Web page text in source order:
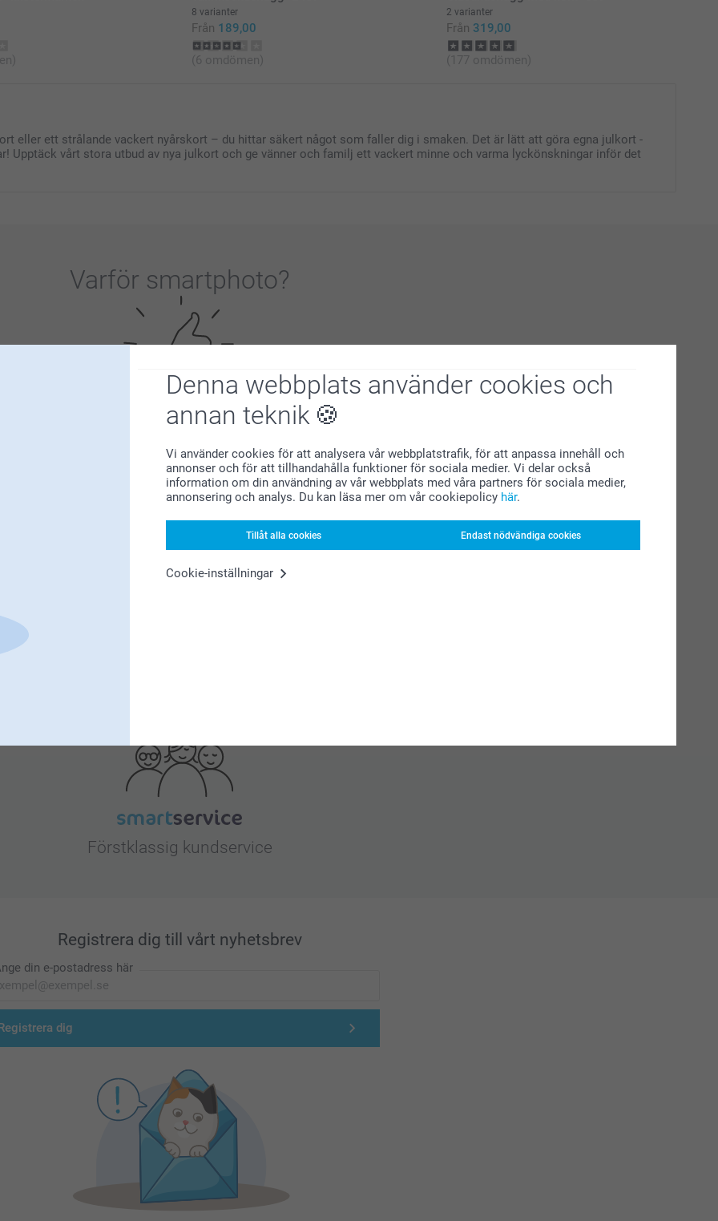
Denna webbplats använder cookies och
annan teknik
Vi använder cookies för att analysera vår webbplatstrafik, för att anpassa innehåll och
annonser och för att tillhandahålla funktioner för sociala medier. Vi delar också
information om din användning av vår webbplats med våra partners för sociala medier,
annonsering och analys. Du kan läsa mer om vår cookiepolicy här.
Tillåt alla cookies Endast nödvändiga cookies
Cookie-inställningar
8 varianter
Från 189,00
(6 omdömen)
2 varianter
Från 319,00
(177 omdömen)
eller ett strålande vackert nyårskort – du hittar säkert något som faller dig i smaken. Det är lätt att göra egna julkort -
Upptäck vårt stora utbud av nya julkort och ge vänner och familj ett vackert minne och varma lyckönskningar inför det
Varför smartphoto?
Nöjd kundgaranti
Bonus på alla dina köp
Förstklassig kundservice
Registrera dig till vårt nyhetsbrev
din e-postadress här
dig